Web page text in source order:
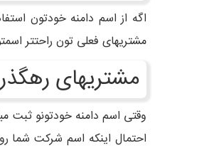
اگه از اسم دامنه خودتون
مشتریهای فعلی تون راحتتر
مشتریهای
وقتی اسم دامنه خودتونو ثبت